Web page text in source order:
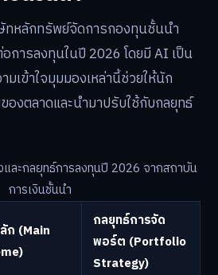
ทหลักทรัพย์จัดการกองทุนชั้นนำ
การลงทุนในปี 2026 โดยมี AI เป็น
เข้าใจมุมมองเหล่านี้ช่วยให้นัก
งตลาดและนำมาปรับใช้กับกลยุทธ์
และกลยุทธ์การลงทุนปี 2026 จากสถาบัน
การเงินชั้นนำ
ก (Main
กลยุทธ์การจัด
พอร์ต (Portfolio
Strategy)